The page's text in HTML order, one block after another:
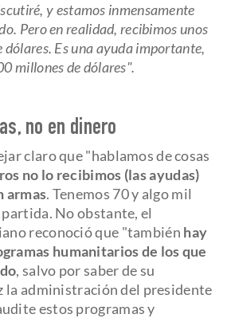
y estamos inmensamente
Pero en realidad, recibimos unos
Es una ayuda importante,
millones de dólares".
no en dinero
claro que "hablamos de cosas
no lo recibimos (las ayudas)
armas. Tenemos 70 y algo mil
No obstante, el
reconoció que "también hay
humanitarios de los que
, salvo por saber de su
la administración del presidente
estos programas y